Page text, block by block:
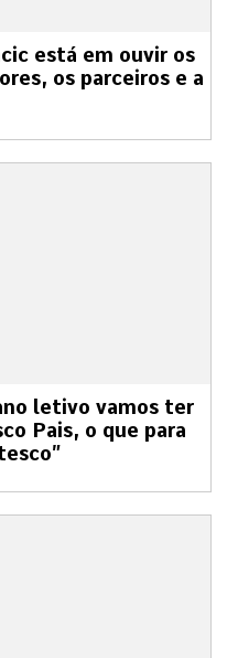
está em ouvir os
os parceiros e a
letivo vamos ter
Pais, o que para